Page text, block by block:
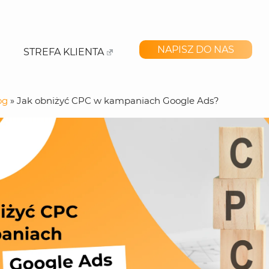
STREFA KLIENTA NAPISZ DO NAS
» Jak obniżyć CPC w kampaniach Google Ads?